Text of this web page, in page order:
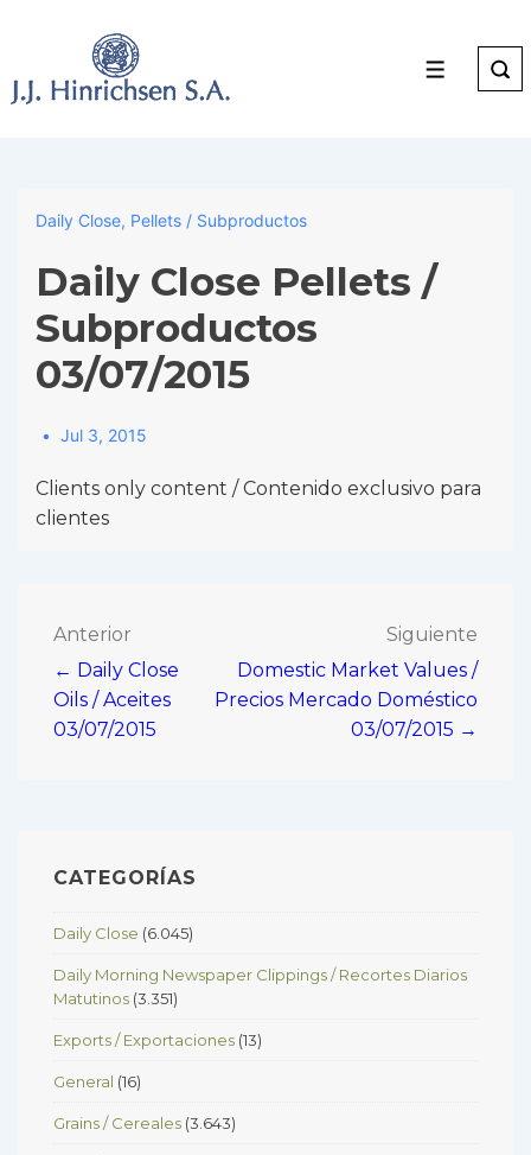
Main
Menu
Daily Close, Pellets / Subproductos
Daily Close Pellets /
Subproductos
03/07/2015
Jul 3, 2015
Clients only content / Contenido exclusivo para
clientes
Navegación
de
entradas
Anterior
← Daily Close
Oils / Aceites
03/07/2015
Siguiente
Domestic Market Values /
Precios Mercado Doméstico
03/07/2015 →
CATEGORÍAS
Daily Close (6.045)
Daily Morning Newspaper Clippings / Recortes Diarios
Matutinos (3.351)
Exports / Exportaciones (13)
General (16)
Grains / Cereales (3.643)